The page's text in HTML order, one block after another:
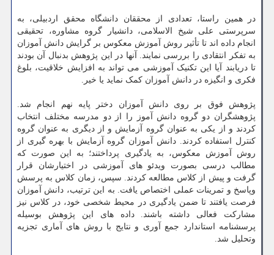
در همین راستا، تعدادی از محققان دانشگاه محقق اردبیلی، به
سرپرستی علی شیخ الاسلامی، دانشیار گروه مشاوره، تحقیقی
انجام داده اند تا تأثیر روش آموزش معکوس بر گرایش دانش آموزان
به تفکر انتقادی را بررسی نمایند. آنها در این پژوهش بدنبال آن بودند
تا دریابند آیا این تکنیک آموزشی می تواند به افزایش خلاقیت، بلوغ
فکری و انگیزه در دانش آموزان کمک نماید یا خیر.
پژوهش فوق بر روی دانش آموزان دختر پایه نهم انجام شد.
پژوهشگران دو گروه دانش آموز را از دو مدرسه مختلف انتخاب
کردند و از یکی به عنوان گروه آزمایش و از دیگری به عنوان گروه
کنترل استفاده کردند. دانش آموزان گروه آزمایش با بهره گیری از
روش آموزش معکوس، به یادگیری پرداختند؛ به این صورت که
مطالب درسی بصورت ویدئو های آموزشی در اختیارشان قرار
گرفت و پیش از کلاس مطالعه کردند. سپس، زمان کلاس به پرسش
وپاسخ و تمرینات عملی اختصاص یافت. به این ترتیب، دانش آموزان
فرصت یافتند تا ضمن یادگیری در محیط شخصی خود، در کلاس نیز
مشارکت فعالی داشته باشند. داده های این پژوهش بوسیله
پرسشنامه استاندارد جمع آوری و نتایج با روش های آماری تجزیه
وتحلیل شد.